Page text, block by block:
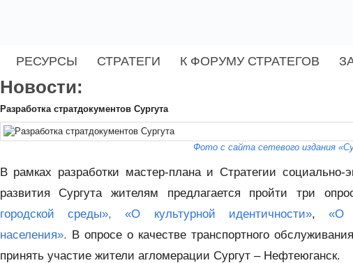
РЕСУРСЫ СТРАТЕГИ К ФОРУМУ СТРАТЕГОВ
Новости:
Разработка стратдокументов Сургута
Фото с сайта сетевого издания
В рамках разработки мастер-плана и Стратегии социально-
развития Сургута жителям предлагается пройти три
городской среды»,
«О культурной идентичности»,«О
населения». В опросе о качестве транспортного
принять участие жители агломерации Сургут – Нефтеюганск.